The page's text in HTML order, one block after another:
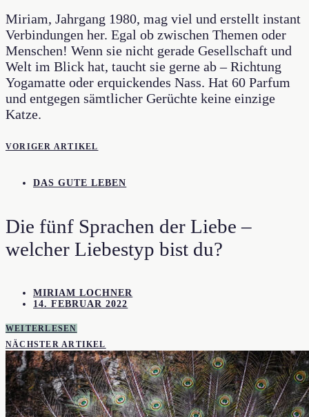
Miriam, Jahrgang 1980, mag viel und erstellt instant
Verbindungen her. Egal ob zwischen Themen oder
Menschen! Wenn sie nicht gerade Gesellschaft und
Welt im Blick hat, taucht sie gerne ab – Richtung
Yogamatte oder erquickendes Nass. Hat 60 Parfum
und entgegen sämtlicher Gerüchte keine einzige
Katze.
VORIGER ARTIKEL
DAS GUTE LEBEN
Die fünf Sprachen der Liebe –
welcher Liebestyp bist du?
MIRIAM LOCHNER
14. FEBRUAR 2022
WEITERLESEN
NÄCHSTER ARTIKEL